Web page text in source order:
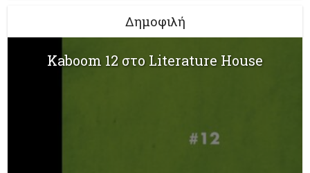
Δημοφιλή
Kaboom 12 στο Literature House